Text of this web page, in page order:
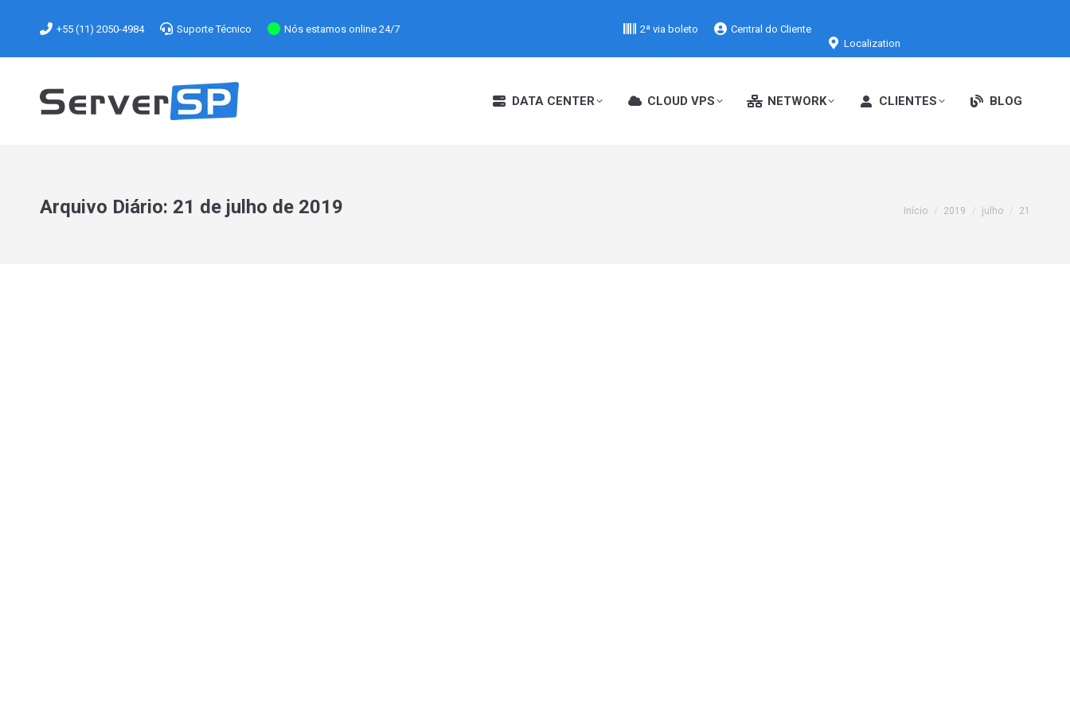
+55 (11) 2050-4984 Suporte Técnico Nós estamos online 24/7 2ª via boleto
Central do Cliente
Localization
DATA CENTER CLOUD VPS NETWORK CLIENTES BLOG
Arquivo Diário: 21 de julho de 2019 Você está aqui:
Início 2019 julho 21